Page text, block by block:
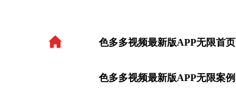
色多多视频最新版APP无限首页
色多多视频最新版APP无限案例